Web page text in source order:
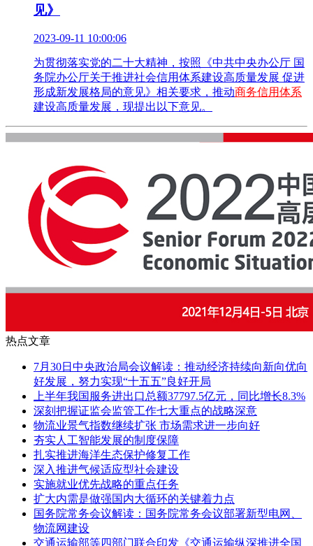
见》
2023-09-11 10:00:06
为贯彻落实党的二十大精神，按照《中共中央办公厅 国
务院办公厅关于推进社会信用体系建设高质量发展 促进
形成新发展格局的意见》相关要求，推动商务信用体系
建设高质量发展，现提出以下意见。
热点文章
7月30日中央政治局会议解读：推动经济持续向新向优向
好发展，努力实现“十五五”良好开局
上半年我国服务进出口总额37797.5亿元，同比增长8.3%
深刻把握证监会监管工作七大重点的战略深意
物流业景气指数继续扩张 市场需求进一步向好
夯实人工智能发展的制度保障
扎实推进海洋生态保护修复工作
深入推进气候适应型社会建设
实施就业优先战略的重点任务
扩大内需是做强国内大循环的关键着力点
国务院常务会议解读：国务院常务会议部署新型电网、
物流网建设
交通运输部等四部门联合印发《交通运输纵深推进全国